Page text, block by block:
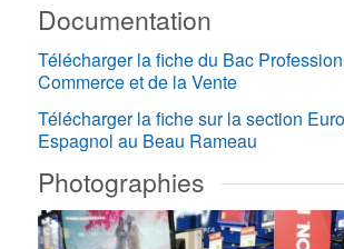
Documentation
Télécharger la fiche du Bac
Commerce et de la Vente
Télécharger la fiche sur la section
Espagnol au Beau Rameau
Photographies